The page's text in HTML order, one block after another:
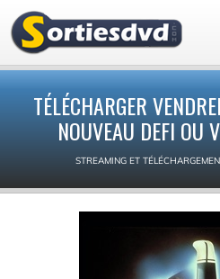
TÉLÉCHARGER
NOUVEAU DEFI OU
STREAMING ET